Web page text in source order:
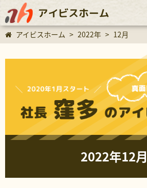
アイビスホーム
アイビスホーム > 2022年 > 12月
2022年12月